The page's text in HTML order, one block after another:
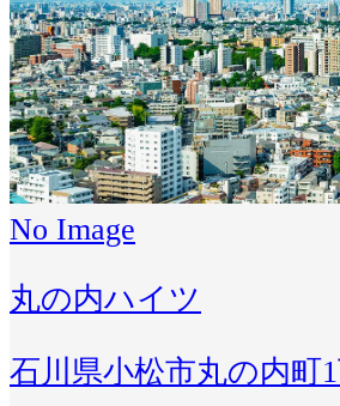
No Image
丸の内ハイツ
石川県小松市丸の内町1